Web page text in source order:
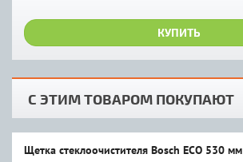
КУПИТЬ
С ЭТИМ ТОВАРОМ ПОКУПАЮТ
Щеткa стеклоочистителя Bosch ЕСО 530 мм